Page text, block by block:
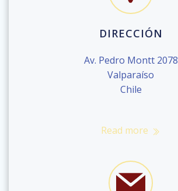
DIRECCIÓN
Av. Pedro Montt 2078
Valparaíso
Chile
Read more